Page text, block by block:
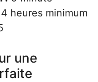
4 heures minimum
une